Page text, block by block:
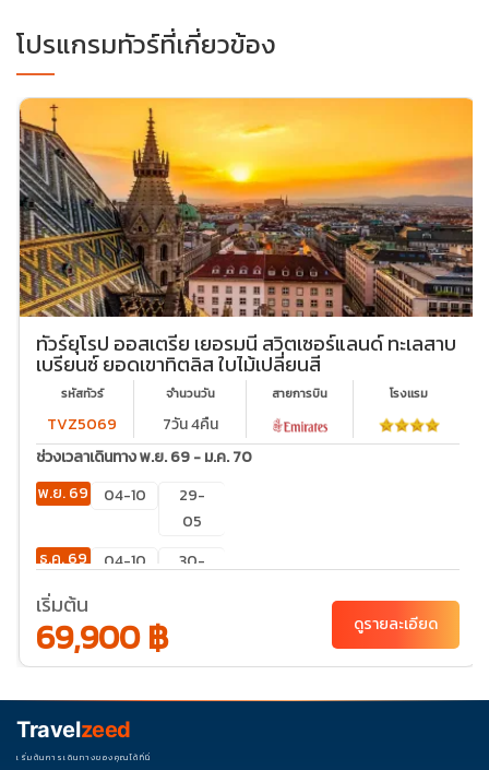
โปรแกรมทัวร์ที่เกี่ยวข้อง
ทัวร์ยุโรป ออสเตรีย เยอรมนี สวิตเซอร์แลนด์ ทะเลสาบ
เบรียนซ์ ยอดเขาทิตลิส ใบไม้เปลี่ยนสี
รหัสทัวร์
TVZ5069
จำนวนวัน
7วัน 4คืน
สายการบิน โรงเเรม
ช่วงเวลาเดินทาง พ.ย. 69 - ม.ค. 70
พ.ย. 69
04-10
29-
05
ธ.ค. 69
04-10
30-
เริ่มต้น
69,900 ฿ ดูรายละเอียด
Travelzeed
เริ่มต้นการเดินทางของคุณได้ที่นี่